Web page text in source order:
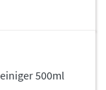
met
500ml